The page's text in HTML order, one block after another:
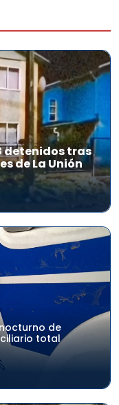
detenidos tras
de La Unión
de
total